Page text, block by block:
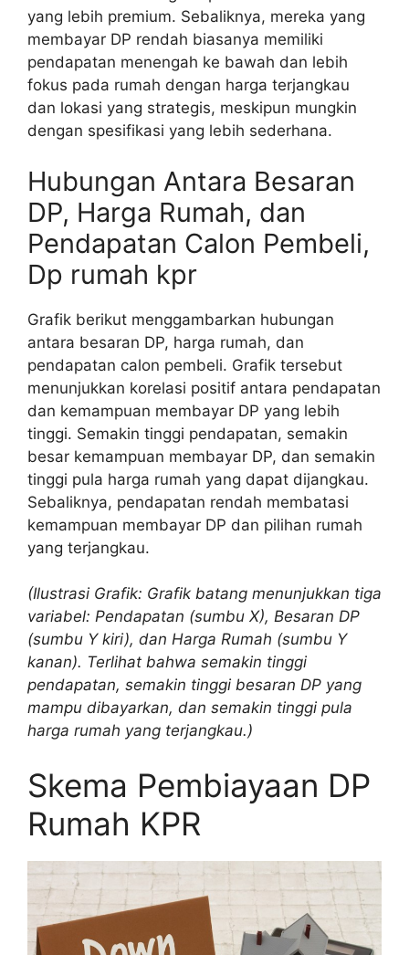
yang lebih premium. Sebaliknya, mereka yang
membayar DP rendah biasanya memiliki
pendapatan menengah ke bawah dan lebih
fokus pada rumah dengan harga terjangkau
dan lokasi yang strategis, meskipun mungkin
dengan spesifikasi yang lebih sederhana.
Hubungan Antara Besaran
DP, Harga Rumah, dan
Pendapatan Calon Pembeli,
Dp rumah kpr
Grafik berikut menggambarkan hubungan
antara besaran DP, harga rumah, dan
pendapatan calon pembeli. Grafik tersebut
menunjukkan korelasi positif antara pendapatan
dan kemampuan membayar DP yang lebih
tinggi. Semakin tinggi pendapatan, semakin
besar kemampuan membayar DP, dan semakin
tinggi pula harga rumah yang dapat dijangkau.
Sebaliknya, pendapatan rendah membatasi
kemampuan membayar DP dan pilihan rumah
yang terjangkau.
(Ilustrasi Grafik: Grafik batang menunjukkan tiga
variabel: Pendapatan (sumbu X), Besaran DP
(sumbu Y kiri), dan Harga Rumah (sumbu Y
kanan). Terlihat bahwa semakin tinggi
pendapatan, semakin tinggi besaran DP yang
mampu dibayarkan, dan semakin tinggi pula
harga rumah yang terjangkau.)
Skema Pembiayaan DP
Rumah KPR